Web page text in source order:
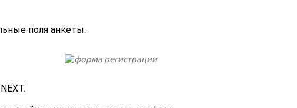
поля анкеты.